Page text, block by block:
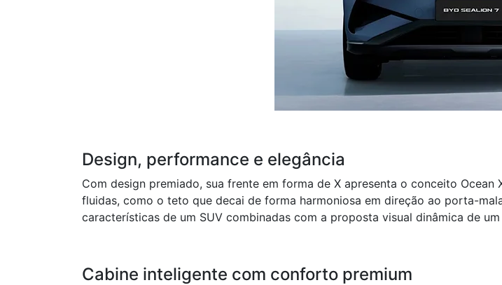
Design, performance e elegância
Com design premiado, sua frente em forma de X apresenta o conceito
fluidas, como o teto que decai de forma harmoniosa em direção ao porta-
características de um SUV combinadas com a proposta visual dinâmica de
Cabine inteligente com conforto premium